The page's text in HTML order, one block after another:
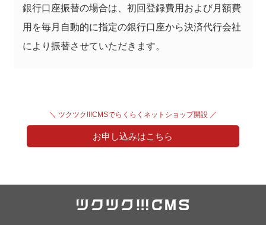
銀行口座振替の場合は、初回登録費用および月額費
用を毎月自動的に指定の銀行口座から決済代行会社
により振替させていただきます。
＼ ツクツク!!!CMSでらくらくネットショップ開設 ／
お申し込みはこちら